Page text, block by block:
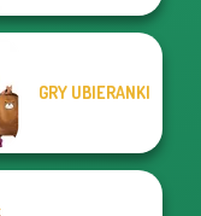
GRY UBIERANKI